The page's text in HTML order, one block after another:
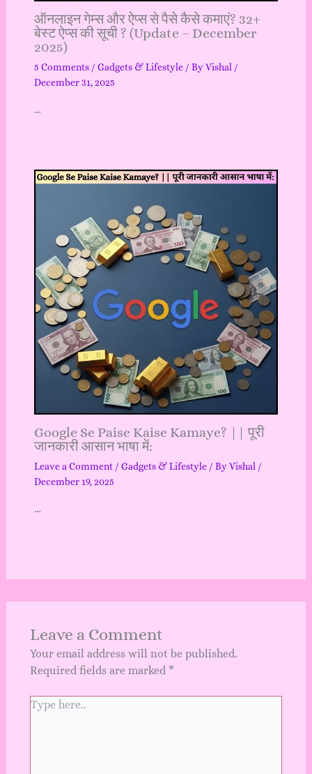
ऑनलाइन गेम्स और ऐप्स से पैसे कैसे कमाएं? 32+
बेस्ट ऐप्स की सूची ? (Update – December
2025)
5 Comments / Gadgets & Lifestyle/ ByVishal /
December 31, 2025
…
Google Se Paise Kaise Kamaye? || पूरी
जानकारी आसान भाषा में:
Leave a Comment / Gadgets & Lifestyle/ ByVishal /
December 19, 2025
…
Leave a Comment
Your email address will not be published.
Required fields are marked *
Type